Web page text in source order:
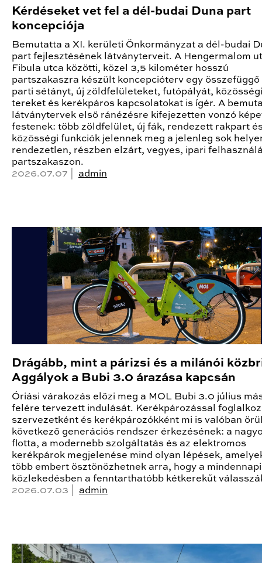
Kérdéseket vet fel a dél-budai Duna part
koncepciója
Bemutatta a XI. kerületi Önkormányzat a dél-budai
part fejlesztésének látványterveit. A Hengermalom
Fibula utca közötti, közel 3,5 kilométer hosszú
partszakaszra készült koncepcióterv egy összefüggő
parti sétányt, új zöldfelületeket, futópályát, közösségi
tereket és kerékpáros kapcsolatokat is ígér. A
látványtervek első ránézésre kifejezetten vonzó
festenek: több zöldfelület, új fák, rendezett rakpart
közösségi funkciók jelennek meg a jelenleg sok
rendezetlen, részben elzárt, vegyes, ipari
partszakaszon.
2026.07.07 | admin
Drágább, mint a párizsi és a milánói
Aggályok a Bubi 3.0 árazása kapcsán
Óriási várakozás előzi meg a MOL Bubi 3.0 július
felére tervezett indulását. Kerékpározással
szervezetként és kerékpározókként mi is valóban
következő generációs rendszer érkezésének: a
flotta, a modernebb szolgáltatás és az elektromos
kerékpárok megjelenése mind olyan lépések,
több embert ösztönözhetnek arra, hogy a mindennapi
közlekedésben a fenntarthatóbb kétkerekűt
2026.07.03 | admin